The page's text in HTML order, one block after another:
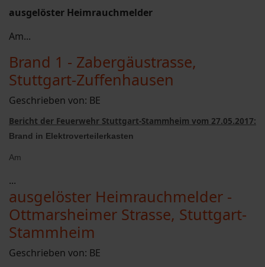
ausgelöster Heimrauchmelder
Am...
Brand 1 - Zabergäustrasse,
Stuttgart-Zuffenhausen
Geschrieben von: BE
Bericht der Feuerwehr Stuttgart-Stammheim vom 27.05.2017:
Brand in Elektroverteilerkasten
Am
...
ausgelöster Heimrauchmelder -
Ottmarsheimer Strasse, Stuttgart-
Stammheim
Geschrieben von: BE